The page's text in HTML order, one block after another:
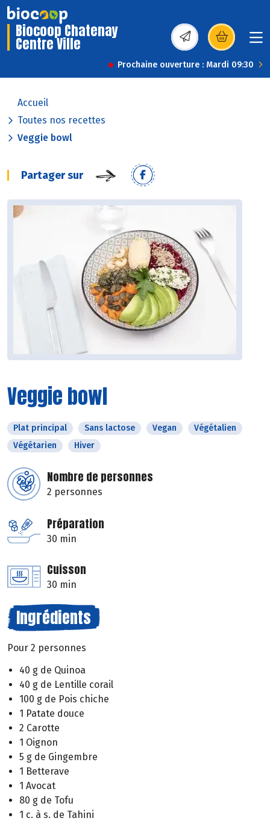
Biocoop Chatenay
Centre Ville (s’ouvre dans une
Prochaine ouverture : Mardi 09:30
Accueil
Toutes nos recettes
Veggie bowl
Partager sur
Veggie bowl
Plat principal Sans lactose Vegan
Végétalien
Végétarien
Hiver
Nombre de personnes
2 personnes
Préparation
30 min
Cuisson
30 min
Ingrédients
Pour 2 personnes
40 g de Quinoa
40 g de Lentille corail
100 g de Pois chiche
1 Patate douce
2 Carotte
1 Oignon
5 g de Gingembre
1 Betterave
1 Avocat
80 g de Tofu
1 c. à s. de Tahini